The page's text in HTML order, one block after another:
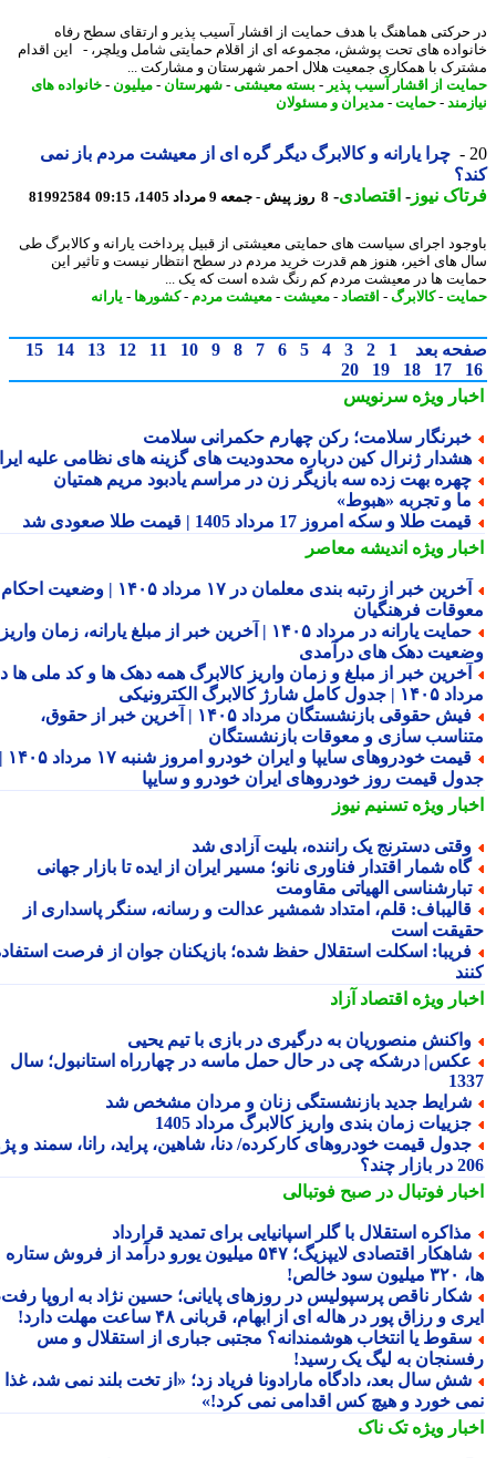
هماهنگ با هدف حمایت از اقشار آسیب پذیر و ارتقای سطح رفاه
های تحت پوشش، مجموعه ای از اقلام حمایتی شامل ویلچر، - این اقدام
با همکاری جمعیت هلال احمر شهرستان و مشارکت ...
از اقشار آسیب پذیر -بسته معیشتی-شهرستان-میلیون-خانواده های
-حمایت-مدیران و مسئولان
چرا یارانه و کالابرگ دیگر گره ای از معیشت مردم باز نمی
نیوز-اقتصادی-8 روز پیش - جمعه 9 مرداد 1405، 09:15 81992584
اجرای سیاست های حمایتی معیشتی از قبیل پرداخت یارانه و کالابرگ طی
های اخیر، هنوز هم قدرت خرید مردم در سطح انتظار نیست و تاثیر این
ها در معیشت مردم کم رنگ شده است که یک ...
-کالابرگ- اقتصاد-معیشت-معیشت مردم- کشورها- یارانه
بعد 1
2
3
4
5
6
7
8
9
10
11
12
13
14
15
17
18
19
20
ویژهسرنویس
سلامت؛ رکن چهارم حکمرانی سلامت
ژنرال کین درباره محدودیت های گزینه های نظامی علیه ایران
بهت زده سه بازیگر زن در مراسم یادبود مریم همتیان
و تجربه «هبوط»
طلا و سکه امروز 17 مرداد 1405 | قیمت طلا صعودی شد
ویژهاندیشه معاصر
آخرین خبر از رتبه بندی معلمان در ۱۷ مرداد ۱۴۰۵ | وضعیت احکام و
فرهنگیان
حمایت یارانه در مرداد ۱۴۰۵ | آخرین خبر از مبلغ یارانه، زمان واریز و
دهک های درآمدی
خبر از مبلغ و زمان واریز کالابرگ همه دهک ها و کد ملی ها در
شارژ کالابرگ الکترونیکی
فیش حقوقی بازنشستگان مرداد ۱۴۰۵ | آخرین خبر از حقوق،
سازی و معوقات بازنشستگان
قیمت خودروهای سایپا و ایران خودرو امروز شنبه ۱۷ مرداد ۱۴۰۵ |
قیمت روز خودروهای ایران خودرو و سایپا
ویژهتسنیم نیوز
دسترنج یک راننده، بلیت آزادی شد
شمار اقتدار فناوری نانو؛ مسیر ایران از ایده تا بازار جهانی
الهیاتی مقاومت
قلم، امتداد شمشیر عدالت و رسانه، سنگر پاسداری از
است
اسکلت استقلال حفظ شده؛ بازیکنان جوان از فرصت استفاده
ویژهاقتصاد آزاد
منصوریان به درگیری در بازی با تیم یحیی
درشکه چی در حال حمل ماسه در چهارراه استانبول؛ سال
جدید بازنشستگی زنان و مردان مشخص شد
زمان بندی واریز کالابرگ مرداد 1405
قیمت خودروهای کارکرده/ دنا، شاهین، پراید، رانا، سمند و پژو
فوتبال در صبح فوتبالی
استقلال با گلر اسپانیایی برای تمدید قرارداد
شاهکار اقتصادی لایپزیگ؛ ۵۴۷ میلیون یورو درآمد از فروش ستاره
ناقص پرسپولیس در روزهای پایانی؛ حسین نژاد به اروپا رفت،
و رزاق پور در هاله ای از ابهام، قربانی ۴۸ ساعت مهلت دارد!
یا انتخاب هوشمندانه؟ مجتبی جباری از استقلال و مس
به لیگ یک رسید!
سال بعد، دادگاه مارادونا فریاد زد؛ «از تخت بلند نمی شد، غذا
خورد و هیچ کس اقدامی نمی کرد!»
ویژهتک ناک